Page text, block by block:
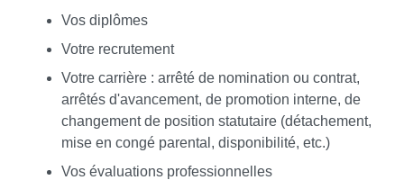
Vos diplômes
Votre recrutement
Votre carrière : arrêté de nomination ou contrat,
arrêtés d'avancement, de promotion interne, de
changement de position statutaire (détachement,
mise en congé parental, disponibilité, etc.)
Vos évaluations professionnelles